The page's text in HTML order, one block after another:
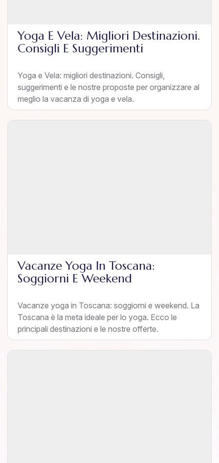
Yoga E Vela: Migliori Destinazioni.
Consigli E Suggerimenti
Yoga e Vela: migliori destinazioni. Consigli,
suggerimenti e le nostre proposte per organizzare al
meglio la vacanza di yoga e vela.
Vacanze Yoga In Toscana:
Soggiorni E Weekend
Vacanze yoga in Toscana: soggiorni e weekend. La
Toscana è la meta ideale per lo yoga. Ecco le
principali destinazioni e le nostre offerte.